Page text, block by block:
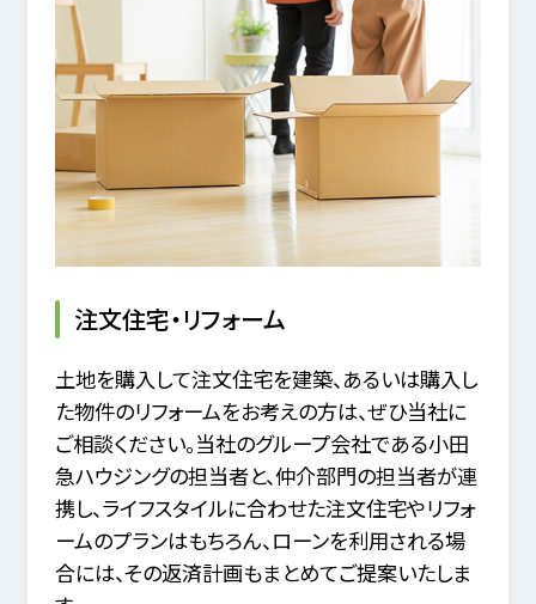
注文住宅・リフォーム
土地を購入して注文住宅を建築、あるいは購入し
た物件のリフォームをお考えの方は、ぜひ当社に
ご相談ください。当社のグループ会社である小田
急ハウジングの担当者と、仲介部門の担当者が連
携し、ライフスタイルに合わせた注文住宅やリフォ
ームのプランはもちろん、ローンを利用される場
合には、その返済計画もまとめてご提案いたしま